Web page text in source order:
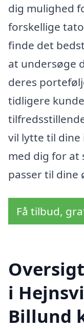
dig mulighed
forskellige
finde det
at undersøge
deres
tidligere
vil lytte til dine
med dig for at
passer til dine
Få tilbud,
i
Billund